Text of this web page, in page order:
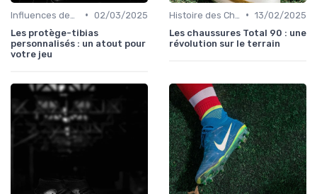
• 02/03/2025
Les protège-tibias
personnalisés : un atout pour
votre jeu
• 13/02/2025
Les chaussures Total 90 : une
révolution sur le terrain